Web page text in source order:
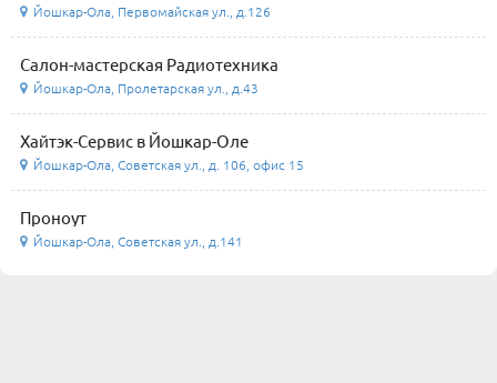
Йошкар-Ола, Первомайская ул., д.126
Салон-мастерская Радиотехника
Йошкар-Ола, Пролетарская ул., д.43
Хайтэк-Сервис в Йошкар-Оле
Йошкар-Ола, Советская ул., д. 106, офис 15
Проноут
Йошкар-Ола, Советская ул., д.141